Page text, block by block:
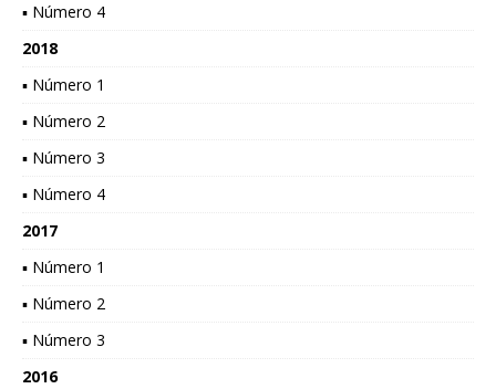
▪ Número 4
2018
▪ Número 1
▪ Número 2
▪ Número 3
▪ Número 4
2017
▪ Número 1
▪ Número 2
▪ Número 3
2016